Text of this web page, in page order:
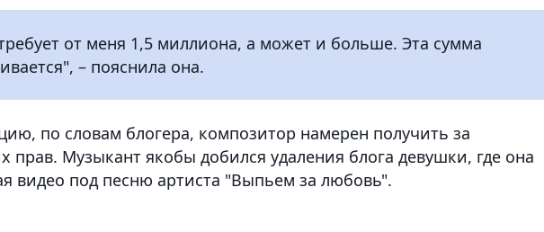
от меня 1,5 миллиона, а может и больше. Эта сумма
– пояснила она.
по словам блогера, композитор намерен получить за
прав. Музыкант якобы добился удаления блога девушки, где она
видео под песню артиста "Выпьем за любовь".